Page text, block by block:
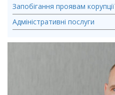
Запобігання проявам корупції
Адміністративні послуги